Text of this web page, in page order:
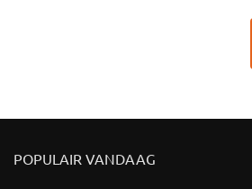
POPULAIR VANDAAG